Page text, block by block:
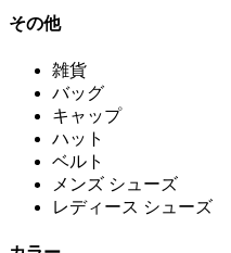
その他
雑貨
バッグ
キャップ
ハット
ベルト
メンズ シューズ
レディース シューズ